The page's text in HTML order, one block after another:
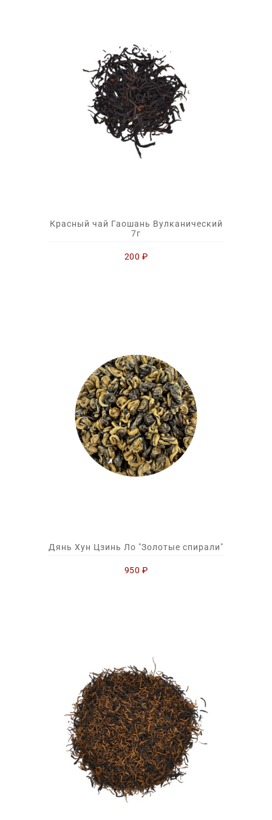
Красный чай Гаошань Вулканический
7г
200 ₽
Дянь Хун Цзинь Ло "Золотые спирали"
950 ₽